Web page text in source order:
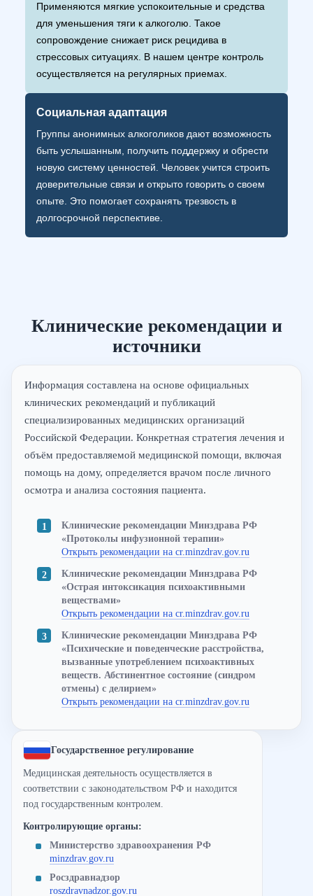
Применяются мягкие успокоительные и средства
для уменьшения тяги к алкоголю. Такое
сопровождение снижает риск рецидива в
стрессовых ситуациях. В нашем центре контроль
осуществляется на регулярных приемах.
Социальная адаптация
Группы анонимных алкоголиков дают возможность
быть услышанным, получить поддержку и обрести
новую систему ценностей. Человек учится строить
доверительные связи и открыто говорить о своем
опыте. Это помогает сохранять трезвость в
долгосрочной перспективе.
Клинические рекомендации и
источники
Информация составлена на основе официальных
клинических рекомендаций и публикаций
специализированных медицинских организаций
Российской Федерации. Конкретная стратегия лечения и
объём предоставляемой медицинской помощи, включая
помощь на дому, определяется врачом после личного
осмотра и анализа состояния пациента.
Клинические рекомендации Минздрава РФ
«Протоколы инфузионной терапии»
Открыть рекомендации на cr.minzdrav.gov.ru
Клинические рекомендации Минздрава РФ
«Острая интоксикация психоактивными
веществами»
Открыть рекомендации на cr.minzdrav.gov.ru
Клинические рекомендации Минздрава РФ
«Психические и поведенческие расстройства,
вызванные употреблением психоактивных
веществ. Абстинентное состояние (синдром
отмены) с делирием»
Открыть рекомендации на cr.minzdrav.gov.ru
Государственное регулирование
Медицинская деятельность осуществляется в
соответствии с законодательством РФ и находится
под государственным контролем.
Контролирующие органы:
Министерство здравоохранения РФ
minzdrav.gov.ru
Росздравнадзор
roszdravnadzor.gov.ru